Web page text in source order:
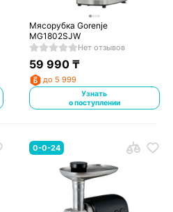
Мясорубка Gorenje
MG1802SJW
Нет отзывов
59 990 ₸
до 5 999
Узнать
о поступлении
0-0-24